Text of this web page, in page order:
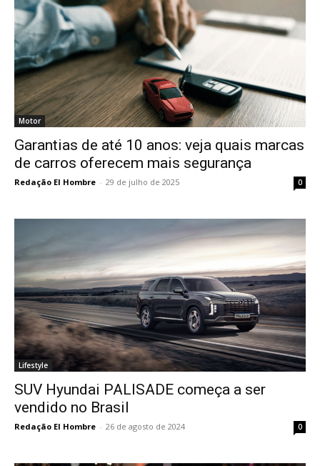
Motor
Garantias de até 10 anos: veja quais marcas
de carros oferecem mais segurança
Redação El Hombre - 29 de julho de 2025 0
Lifestyle
SUV Hyundai PALISADE começa a ser
vendido no Brasil
Redação El Hombre - 26 de agosto de 2024 0